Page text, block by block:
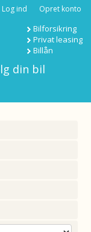
Log ind Opret konto
Bilforsikring
Privat leasing
Billån
din bil